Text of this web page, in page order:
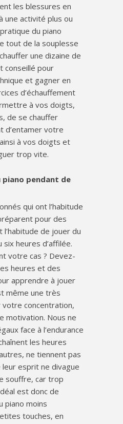
les blessures en
une activité plus ou
du piano
tout de la souplesse
une dizaine de
conseillé pour
et gagner en
d’échauffement
à vos doigts,
de se chauffer
d’entamer votre
à vos doigts et
trop vite.
piano pendant de
qui ont l’habitude
pour des
de jouer du
six heures d’affilée.
votre cas ? Devez-
heures et des
apprendre à jouer
même une très
votre concentration,
motivation. Nous ne
face à l’endurance
les heures
ne tiennent pas
leur esprit ne divague
souffre, car trop
est donc de
piano moins
touches, en